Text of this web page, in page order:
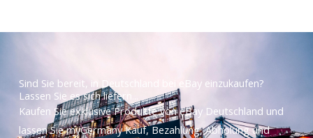
Sind Sie bereit, in Deutschland bei eBay einzukaufen?
Lassen Sie es sich liefern...
Kaufen Sie exklusive Produkte von eBay Deutschland und
lassen Sie myGermany Kauf, Bezahlung, Abholung und